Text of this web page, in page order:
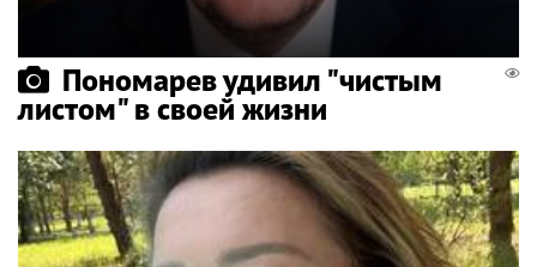
Пономарев удивил "чистым
листом" в своей жизни